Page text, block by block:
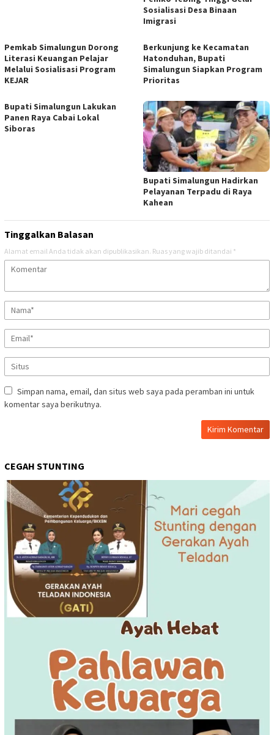
Sosialisasi Desa Binaan
Imigrasi
Pemkab Simalungun Dorong
Literasi Keuangan Pelajar
Melalui Sosialisasi Program
KEJAR
Berkunjung ke Kecamatan
Hatonduhan, Bupati
Simalungun Siapkan Program
Prioritas
Bupati Simalungun Lakukan
Panen Raya Cabai Lokal
Siboras
Bupati Simalungun Hadirkan
Pelayanan Terpadu di Raya
Kahean
Tinggalkan Balasan
Alamat email Anda tidak akan dipublikasikan. Ruas yang wajib ditandai *
Simpan nama, email, dan situs web saya pada peramban ini untuk
komentar saya berikutnya.
CEGAH STUNTING